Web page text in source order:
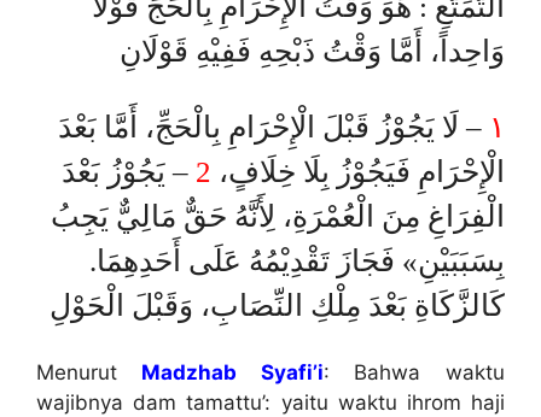
التَّمَتُّعِ : هُوَ وَقْتُ الْإِحْرَامِ بِالْحَجِّ قَوْلاً
وَاحِداً، أَمَّا وَقْتُ ذَبْحِهِ فَفِيْهِ قَوْلَانِ
١ – لَا يَجُوْزُ قَبْلَ الْإِحْرَامِ بِالْحَجِّ، أَمَّا بَعْدَ
الْإِحْرَامِ فَيَجُوْزُ بِلَا خِلَافٍ، 2 – يَجُوْزُ بَعْدَ
الْفِرَاغِ مِنَ الْعُمْرَةِ، لِأَنَّهُ حَقٌّ مَالِيٌّ يَجِبُ
بِسَبَبَيْنِ» فَجَازَ تَقْدِيْمُهُ عَلَى أَحَدِهِمَا.
كَالزَّكَاةِ بَعْدَ مِلْكِ النِّصَابِ، وَقَبْلَ الْحَوْلِ
Menurut Madzhab Syafi’i: Bahwa waktu
wajibnya dam tamattu’: yaitu waktu ihrom haji